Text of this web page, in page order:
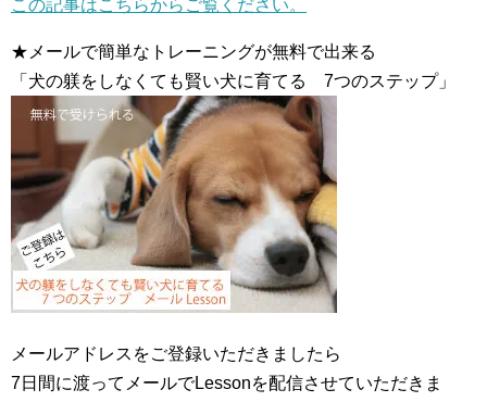
この記事はこちらからご覧ください。
★メールで簡単なトレーニングが無料で出来る
「犬の躾をしなくても賢い犬に育てる 7つのステップ」
メールアドレスをご登録いただきましたら
7日間に渡ってメールでLessonを配信させていただきま